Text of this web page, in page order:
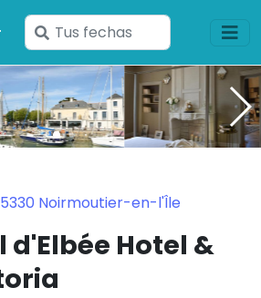
Ingresa
tus
fechas
Noirmoutier-en-l'Île
d'Elbée Hotel &